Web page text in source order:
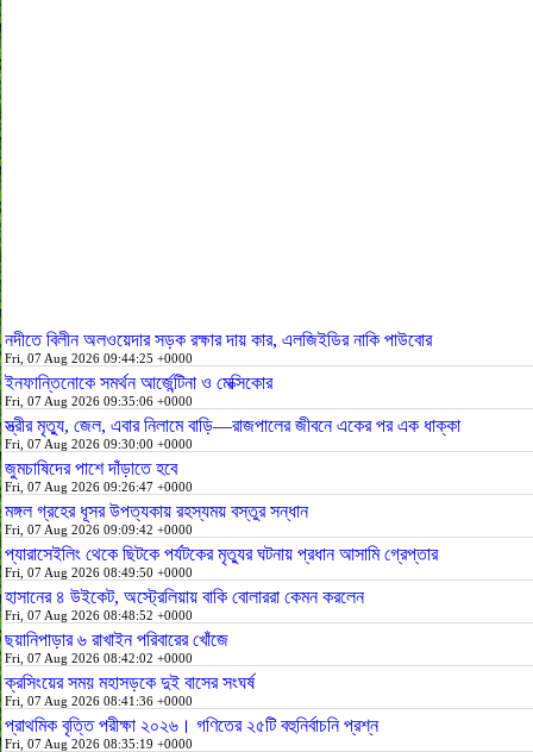
নদীতে বিলীন অলওয়েদার সড়ক রক্ষার দায় কার, এলজিইডির নাকি পাউবোর
Fri, 07 Aug 2026 09:44:25 +0000
ইনফান্তিনোকে সমর্থন আর্জেন্টিনা ও মেক্সিকোর
Fri, 07 Aug 2026 09:35:06 +0000
স্ত্রীর মৃত্যু, জেল, এবার নিলামে বাড়ি—রাজপালের জীবনে একের পর এক ধাক্কা
Fri, 07 Aug 2026 09:30:00 +0000
জুমচাষিদের পাশে দাঁড়াতে হবে
Fri, 07 Aug 2026 09:26:47 +0000
মঙ্গল গ্রহের ধূসর উপত্যকায় রহস্যময় বস্তুর সন্ধান
Fri, 07 Aug 2026 09:09:42 +0000
প্যারাসেইলিং থেকে ছিটকে পর্যটকের মৃত্যুর ঘটনায় প্রধান আসামি গ্রেপ্তার
Fri, 07 Aug 2026 08:49:50 +0000
হাসানের ৪ উইকেট, অস্ট্রেলিয়ায় বাকি বোলাররা কেমন করলেন
Fri, 07 Aug 2026 08:48:52 +0000
ছয়ানিপাড়ার ৬ রাখাইন পরিবারের খোঁজে
Fri, 07 Aug 2026 08:42:02 +0000
ক্রসিংয়ের সময় মহাসড়কে দুই বাসের সংঘর্ষ
Fri, 07 Aug 2026 08:41:36 +0000
প্রাথমিক বৃত্তি পরীক্ষা ২০২৬। গণিতের ২৫টি বহুনির্বাচনি প্রশ্ন
Fri, 07 Aug 2026 08:35:19 +0000